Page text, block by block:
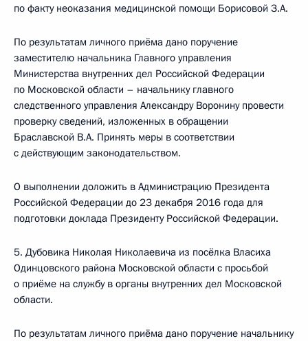
по факту неоказания медицинской помощи Борисовой З.А.
По результатам личного приёма дано поручение
заместителю начальника Главного управления
Министерства внутренних дел Российской Федерации
по Московской области – начальнику главного
следственного управления Александру Воронину провести
проверку сведений, изложенных в обращении
Браславской В.А. Принять меры в соответствии
с действующим законодательством.
О выполнении доложить в Администрацию Президента
Российской Федерации до 23 декабря 2016 года для
подготовки доклада Президенту Российской Федерации.
5. Дубовика Николая Николаевича из посёлка Власиха
Одинцовского района Московской области с просьбой
о приёме на службу в органы внутренних дел Московской
области.
По результатам личного приёма дано поручение начальнику